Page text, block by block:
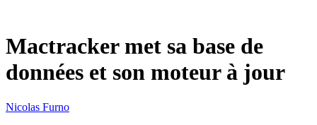
Mactracker met sa base de
données et son moteur à jour
Nicolas Furno